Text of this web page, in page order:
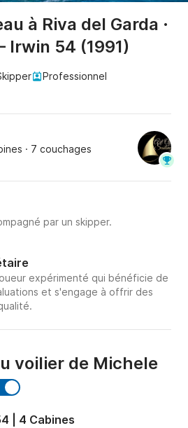
à Riva del Garda ·
54 (1991)
Professionnel
· 7 couchages
par un skipper.
expérimenté qui bénéficie de
et s'engage à offrir des
voilier de Michele
| 4 Cabines